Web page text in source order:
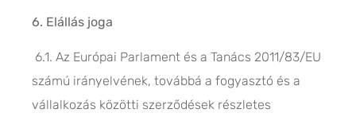
6. Elállás joga
6.1. Az Európai Parlament és a Tanács 2011/83/EU
számú irányelvének, továbbá a fogyasztó és a
vállalkozás közötti szerződések részletes